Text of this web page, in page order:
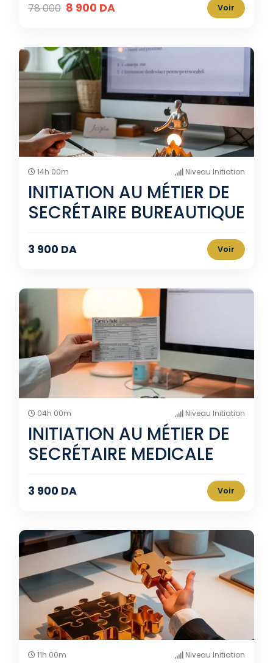
78 000 8 900 DA Voir
14h 00m Niveau Initiation
INITIATION AU MÉTIER DE
SECRÉTAIRE BUREAUTIQUE
3 900 DA Voir
04h 00m Niveau Initiation
INITIATION AU MÉTIER DE
SECRÉTAIRE MEDICALE
3 900 DA Voir
11h 00m Niveau Initiation